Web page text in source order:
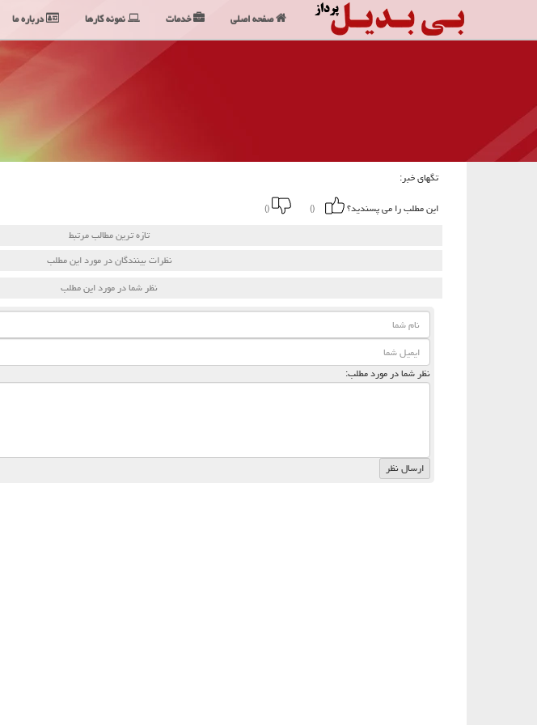
تگهای خبر:
این مطلب را می پسندید؟
()
()
تازه ترین مطالب مرتبط
نظرات بینندگان در مورد این مطلب
نظر شما در مورد این مطلب
نظر شما در مورد مطلب:
صفحه اصلی خدمات نمونه کارها درباره ما